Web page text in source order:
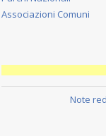
Associazioni Comuni
Note